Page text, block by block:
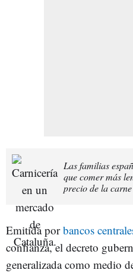
Las familias
que comer más
precio de la
Emitida porbancos
confianza, el decreto
generalizada como medio